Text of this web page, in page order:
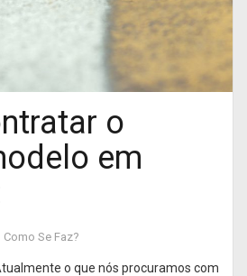
o
em
Como Se Faz?
o que nós procuramos com